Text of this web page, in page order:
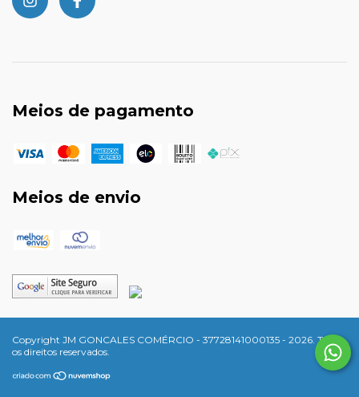
Meios de pagamento
Meios de envio
Copyright JM GONCALES COMÉRCIO - 37728141000135 - 2026. Todos
os direitos reservados.